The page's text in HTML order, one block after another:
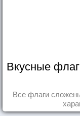
Вкусные
Все флаги